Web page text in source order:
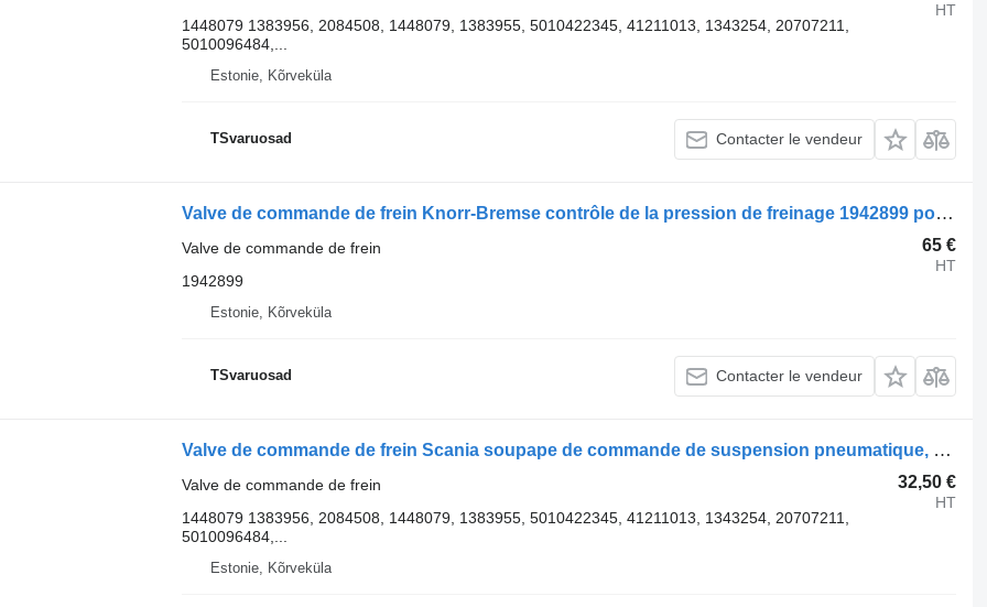
HT
1448079 1383956, 2084508, 1448079, 1383955, 5010422345, 41211013, 1343254, 20707211,
5010096484,...
Estonie, Kõrveküla
TSvaruosad Contacter le vendeur
Valve de commande de frein Knorr-Bremse contrôle de la pression de freinage 1942899 pour tracteur routier Scania R440
65 €
HT
Valve de commande de frein
1942899
Estonie, Kõrveküla
TSvaruosad Contacter le vendeur
Valve de commande de frein Scania soupape de commande de suspension pneumatique, ecas 1448079 pour tracteur routier Scania R440
32,50 €
HT
Valve de commande de frein
1448079 1383956, 2084508, 1448079, 1383955, 5010422345, 41211013, 1343254, 20707211,
5010096484,...
Estonie, Kõrveküla